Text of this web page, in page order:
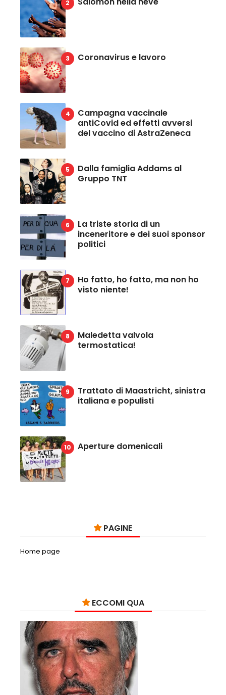
Coronavirus e lavoro
Campagna vaccinale
antiCovid ed effetti avversi
del vaccino di AstraZeneca
Dalla famiglia Addams al
Gruppo TNT
La triste storia di un
inceneritore e dei suoi sponsor
politici
Ho fatto, ho fatto, ma non ho
visto niente!
Maledetta valvola
termostatica!
Trattato di Maastricht, sinistra
italiana e populisti
Aperture domenicali
PAGINE
Home page
ECCOMI QUA